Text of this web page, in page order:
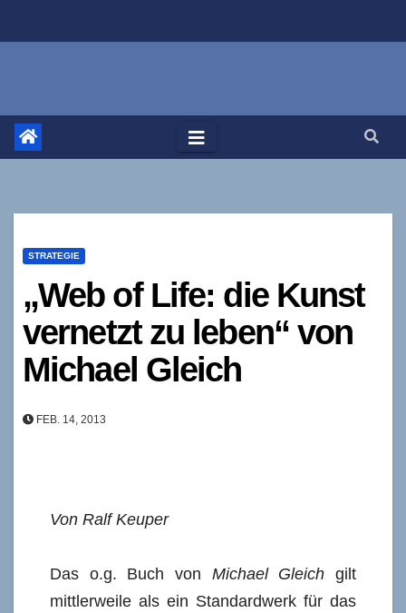
Inhalt
STRATEGIE
„Web of Life: die Kunst
vernetzt zu leben“ von
Michael Gleich
FEB. 14, 2013
Von Ralf Keuper
Das o.g. Buch von Michael Gleich gilt
mittlerweile als ein Standardwerk für das